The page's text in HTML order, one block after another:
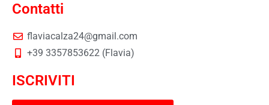
Contatti
flaviacalza24@gmail.com
+39 3357853622 (Flavia)
ISCRIVITI